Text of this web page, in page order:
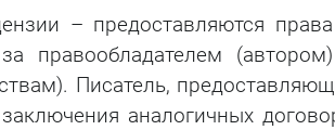
– предоставляются
правообладателем
Писатель,
аналогичных